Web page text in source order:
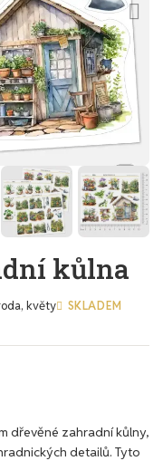
kůlna
květy SKLADEM
dřevěné zahradní kůlny,
detailů. Tyto